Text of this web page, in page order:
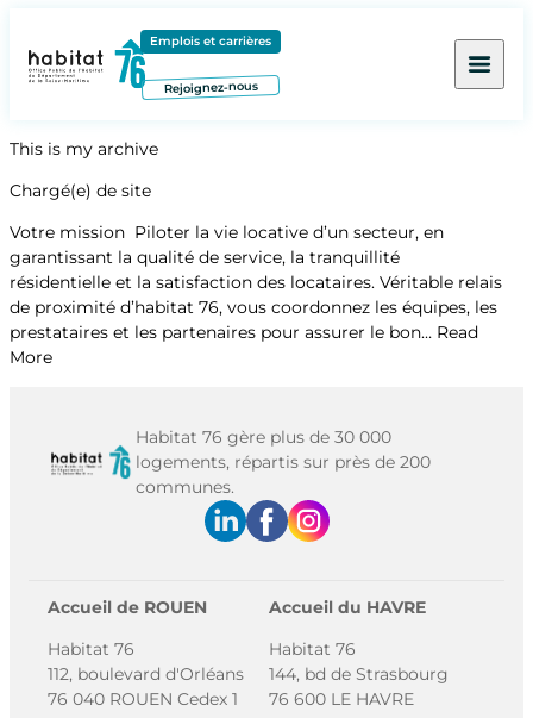
Emplois et carrières
Rejoignez-nous
This is my archive
Chargé(e) de site
Votre mission Piloter la vie locative d’un secteur, en
garantissant la qualité de service, la tranquillité
résidentielle et la satisfaction des locataires. Véritable relais
de proximité d’habitat 76, vous coordonnez les équipes, les
prestataires et les partenaires pour assurer le bon… Read
More
Habitat 76 gère plus de 30 000
logements, répartis sur près de 200
communes.
Accueil de ROUEN
Habitat 76
112, boulevard d'Orléans
76 040 ROUEN Cedex 1
Accueil du HAVRE
Habitat 76
144, bd de Strasbourg
76 600 LE HAVRE